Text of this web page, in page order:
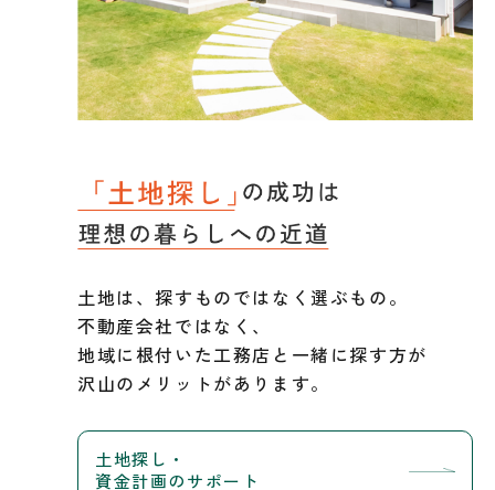
土地は、探すものではなく選ぶもの。
不動産会社ではなく、
地域に根付いた工務店と一緒に探す方が
沢山のメリットがあります。
土地探し・
資金計画のサポート